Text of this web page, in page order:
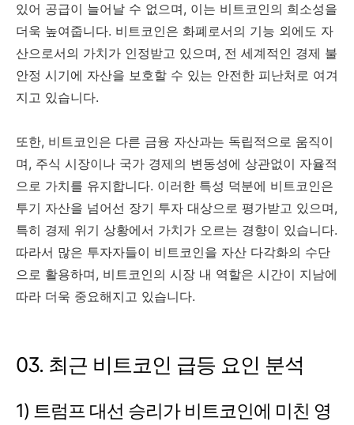
있어 공급이 늘어날 수 없으며, 이는 비트코인의 희소성을
더욱 높여줍니다. 비트코인은 화폐로서의 기능 외에도 자
산으로서의 가치가 인정받고 있으며, 전 세계적인 경제 불
안정 시기에 자산을 보호할 수 있는 안전한 피난처로 여겨
지고 있습니다.
또한, 비트코인은 다른 금융 자산과는 독립적으로 움직이
며, 주식 시장이나 국가 경제의 변동성에 상관없이 자율적
으로 가치를 유지합니다. 이러한 특성 덕분에 비트코인은
투기 자산을 넘어선 장기 투자 대상으로 평가받고 있으며,
특히 경제 위기 상황에서 가치가 오르는 경향이 있습니다.
따라서 많은 투자자들이 비트코인을 자산 다각화의 수단
으로 활용하며, 비트코인의 시장 내 역할은 시간이 지남에
따라 더욱 중요해지고 있습니다.
03. 최근 비트코인 급등 요인 분석
1) 트럼프 대선 승리가 비트코인에 미친 영